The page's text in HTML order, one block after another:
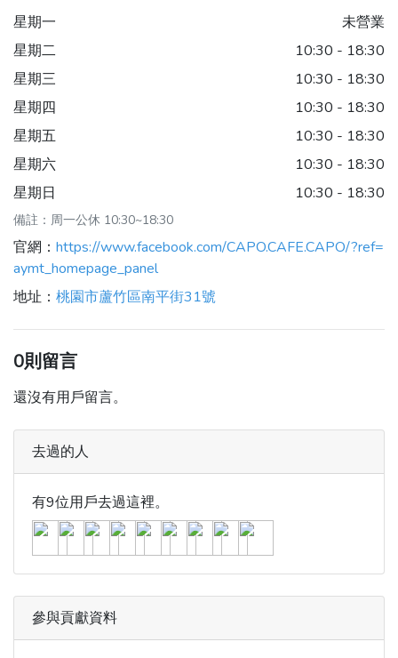
星期一
未營業
星期二
10:30 - 18:30
星期三
10:30 - 18:30
星期四
10:30 - 18:30
星期五
10:30 - 18:30
星期六
10:30 - 18:30
星期日
10:30 - 18:30
備註：周一公休 10:30~18:30
官網： https://www.facebook.com/CAPO.CAFE.CAPO/?ref=
aymt_homepage_panel
地址： 桃園市蘆竹區南平街31號
0則留言
還沒有用戶留言。
去過的人
有9位用戶去過這裡。
參與貢獻資料